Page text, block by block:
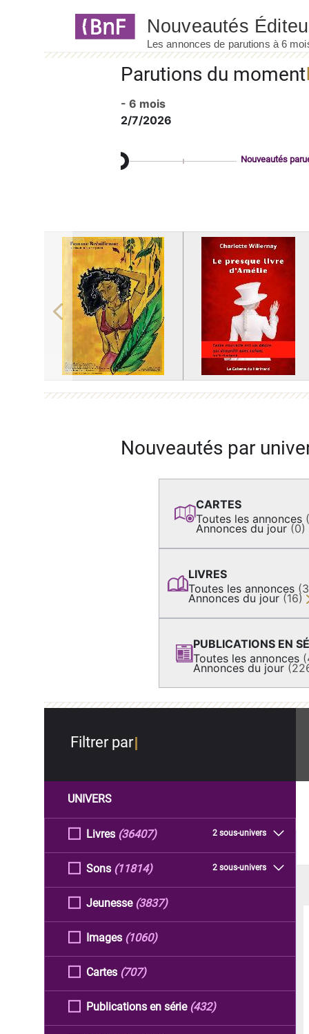
Parutions du moment
- 6 mois
2/7/2026
Nouveautés
Previous
Nouveautés par
CARTES
Toutes les annonces
Annonces du jour (0)
LIVRES
Toutes les annonces
Annonces du jour (16)
PUBLICATIONS EN
Toutes les annonces
Annonces du jour
Filtrer par
UNIVERS
Livres 2 sous-univers
(36407)
Sons 2 sous-univers
(11814)
Jeunesse (3837)
Images (1060)
Cartes (707)
Publications en série (432)